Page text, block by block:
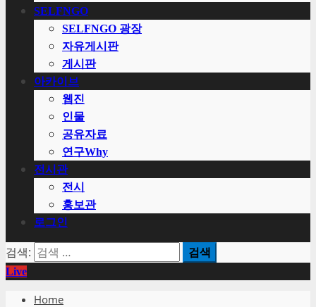
SELFNGO
SELFNGO 광장
자유게시판
게시판
아카이브
웹진
인물
공유자료
연구Why
전시관
전시
홍보관
로그인
검색:
Live
Home